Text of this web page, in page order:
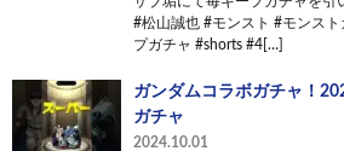
#松山誠也 #モンスト #モンス
プガチャ #shorts #4[…]
ガンダムコラボガチャ！
ガチャ
2024.10.01